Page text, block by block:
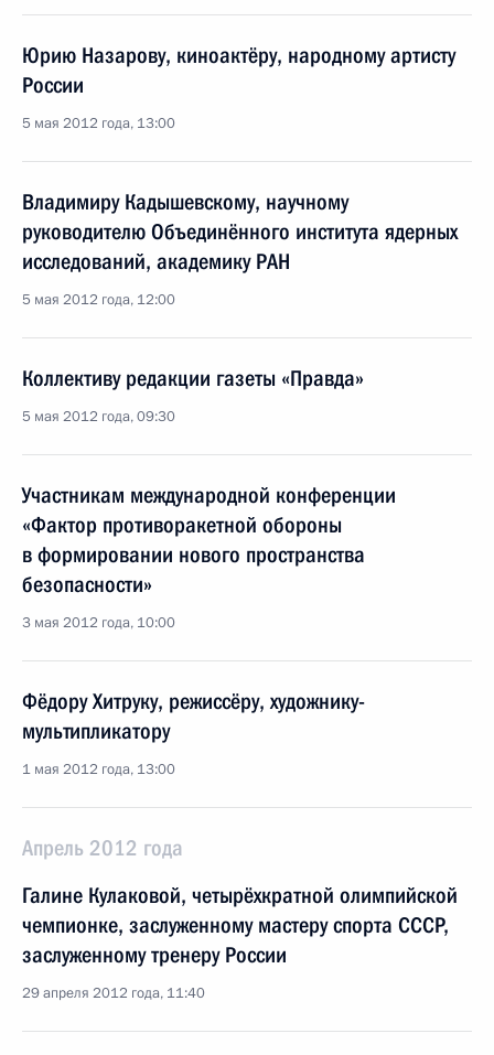
Юрию Назарову, киноактёру, народному артисту
России
5 мая 2012 года, 13:00
Владимиру Кадышевскому, научному
руководителю Объединённого института ядерных
исследований, академику РАН
5 мая 2012 года, 12:00
Коллективу редакции газеты «Правда»
5 мая 2012 года, 09:30
Участникам международной конференции
«Фактор противоракетной обороны
в формировании нового пространства
безопасности»
3 мая 2012 года, 10:00
Фёдору Хитруку, режиссёру, художнику-
мультипликатору
1 мая 2012 года, 13:00
Апрель 2012 года
Галине Кулаковой, четырёхкратной олимпийской
чемпионке, заслуженному мастеру спорта СССР,
заслуженному тренеру России
29 апреля 2012 года, 11:40